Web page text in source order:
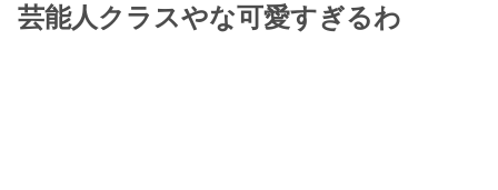
芸能人クラスやな可愛すぎるわ